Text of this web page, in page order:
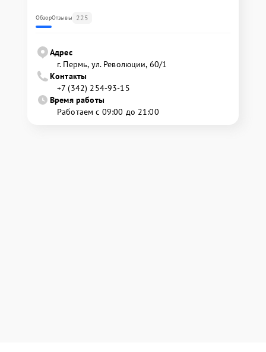
ОбзорОтзывы 225
Адрес
г. Пермь, ул. ​Революции, 60/1
Контакты
+7 (342) 254-93-15
Время работы
Работаем с 09:00 до 21:00